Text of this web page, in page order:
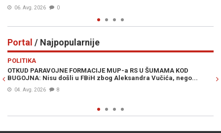
06. Avg. 2026 0
Portal / Najpopularnije
POLITIKA
OTKUD PARAVOJNE FORMACIJE MUP-a RS U ŠUMAMA KOD
BUGOJNA: Nisu došli u FBiH zbog Aleksandra Vučića, nego...
04. Avg. 2026 8